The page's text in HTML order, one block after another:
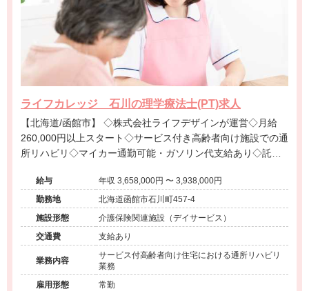
ライフカレッジ 石川の理学療法士(PT)求人
【北海道/函館市】 ◇株式会社ライフデザインが運営◇月給
260,000円以上スタート◇サービス付き高齢者向け施設での通
所リハビリ◇マイカー通勤可能・ガソリン代支給あり◇託児
です。
給与
年収 3,658,000円 〜 3,938,000円
勤務地
北海道函館市石川町457-4
施設形態
介護保険関連施設（デイサービス）
交通費
支給あり
業務内容
サービス付高齢者向け住宅における通所リハビリ
業務
雇用形態
常勤